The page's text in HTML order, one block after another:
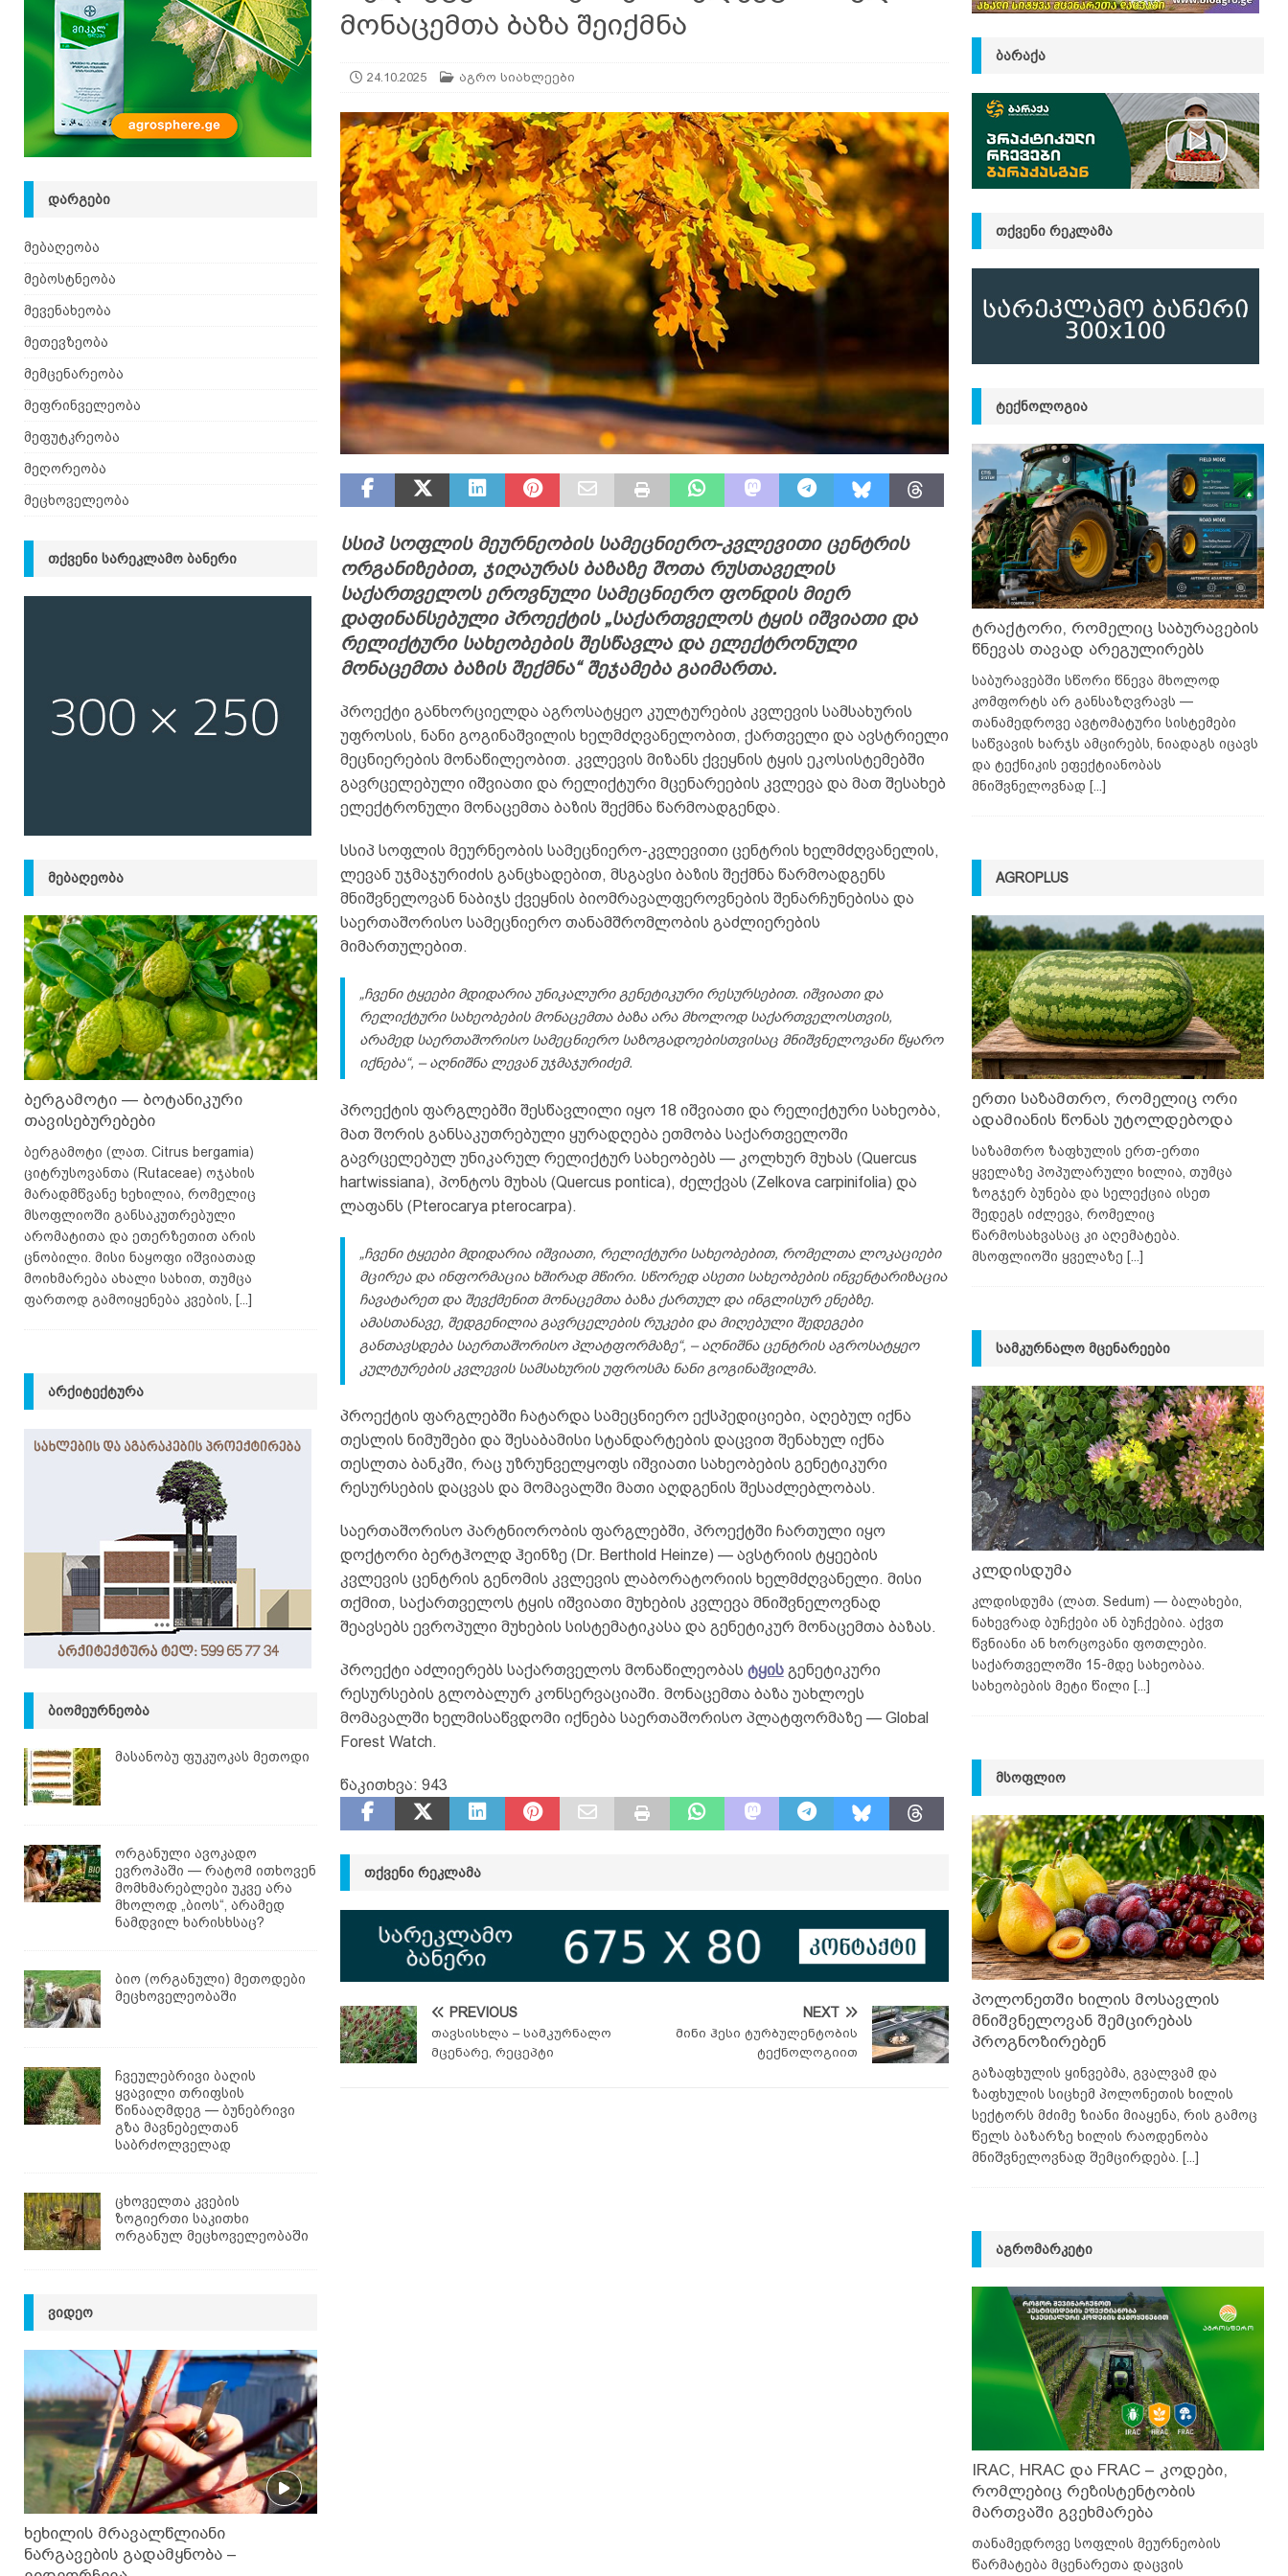
[ 08.08.2026 ] ზაანენური ჯიშის თხა შვეიცარიიდან ᲛᲔᲪᲮᲝᲕᲔᲚᲔᲝᲑᲐ
მონაცემთა ბაზა შეიქმნა
24.10.2025 აგრო სიახლეები
სსიპ სოფლის მეურნეობის სამეცნიერო-კვლევითი ცენტრის
ორგანიზებით, ჯიღაურას ბაზაზე შოთა რუსთაველის
საქართველოს ეროვნული სამეცნიერო ფონდის მიერ
დაფინანსებული პროექტის „საქართველოს ტყის იშვიათი და
რელიქტური სახეობების შესწავლა და ელექტრონული
მონაცემთა ბაზის შექმნა“ შეჯამება გაიმართა.
პროექტი განხორციელდა აგროსატყეო კულტურების კვლევის სამსახურის
უფროსის, ნანი გოგინაშვილის ხელმძღვანელობით, ქართველი და ავსტრიელი
მეცნიერების მონაწილეობით. კვლევის მიზანს ქვეყნის ტყის ეკოსისტემებში
გავრცელებული იშვიათი და რელიქტური მცენარეების კვლევა და მათ შესახებ
ელექტრონული მონაცემთა ბაზის შექმნა წარმოადგენდა.
სსიპ სოფლის მეურნეობის სამეცნიერო-კვლევითი ცენტრის ხელმძღვანელის,
ლევან უჯმაჯურიძის განცხადებით, მსგავსი ბაზის შექმნა წარმოადგენს
მნიშვნელოვან ნაბიჯს ქვეყნის ბიომრავალფეროვნების შენარჩუნებისა და
საერთაშორისო სამეცნიერო თანამშრომლობის გაძლიერების
მიმართულებით.
„ჩვენი ტყეები მდიდარია უნიკალური გენეტიკური რესურსებით. იშვიათი და
რელიქტური სახეობების მონაცემთა ბაზა არა მხოლოდ საქართველოსთვის,
არამედ საერთაშორისო სამეცნიერო საზოგადოებისთვისაც მნიშვნელოვანი წყარო
იქნება“, – აღნიშნა ლევან უჯმაჯურიძემ.
პროექტის ფარგლებში შესწავლილი იყო 18 იშვიათი და რელიქტური სახეობა,
მათ შორის განსაკუთრებული ყურადღება ეთმობა საქართველოში
გავრცელებულ უნიკარულ რელიქტურ სახეობებს — კოლხურ მუხას (Quercus
hartwissiana), პონტოს მუხას (Quercus pontica), ძელქვას (Zelkova carpinifolia) და
ლაფანს (Pterocarya pterocarpa).
„ჩვენი ტყეები მდიდარია იშვიათი, რელიქტური სახეობებით, რომელთა ლოკაციები
მცირეა და ინფორმაცია ხშირად მწირი. სწორედ ასეთი სახეობების ინვენტარიზაცია
ჩავატარეთ და შევქმენით მონაცემთა ბაზა ქართულ და ინგლისურ ენებზე.
ამასთანავე, შედგენილია გავრცელების რუკები და მიღებული შედეგები
განთავსდება საერთაშორისო პლატფორმაზე“, – აღნიშნა ცენტრის აგროსატყეო
კულტურების კვლევის სამსახურის უფროსმა ნანი გოგინაშვილმა.
პროექტის ფარგლებში ჩატარდა სამეცნიერო ექსპედიციები, აღებულ იქნა
თესლის ნიმუშები და შესაბამისი სტანდარტების დაცვით შენახულ იქნა
თესლთა ბანკში, რაც უზრუნველყოფს იშვიათი სახეობების გენეტიკური
რესურსების დაცვას და მომავალში მათი აღდგენის შესაძლებლობას.
საერთაშორისო პარტნიორობის ფარგლებში, პროექტში ჩართული იყო
დოქტორი ბერტჰოლდ ჰეინზე (Dr. Berthold Heinze) — ავსტრიის ტყეების
კვლევის ცენტრის გენომის კვლევის ლაბორატორიის ხელმძღვანელი. მისი
თქმით, საქართველოს ტყის იშვიათი მუხების კვლევა მნიშვნელოვნად
შეავსებს ევროპული მუხების სისტემატიკასა და გენეტიკურ მონაცემთა ბაზას.
პროექტი აძლიერებს საქართველოს მონაწილეობას ტყისგენეტიკური
რესურსების გლობალურ კონსერვაციაში. მონაცემთა ბაზა უახლოეს
მომავალში ხელმისაწვდომი იქნება საერთაშორისო პლატფორმაზე — Global
Forest Watch.
წაკითხვა: 943
ᲗᲥᲕᲔᲜᲘ ᲠᲔᲙᲚᲐᲛᲐ
PREVIOUS
თავსისხლა – სამკურნალო
მცენარე, რეცეპტი
NEXT
მინი ჰესი ტურბულენტობის
ტექნოლოგიით
ᲓᲐᲠᲒᲔᲑᲘ
მებაღეობა
მებოსტნეობა
მევენახეობა
მეთევზეობა
მემცენარეობა
მეფრინველეობა
მეფუტკრეობა
მეღორეობა
მეცხოველეობა
ᲗᲥᲕᲔᲜᲘ ᲡᲐᲠᲔᲙᲚᲐᲛᲝ ᲑᲐᲜᲔᲠᲘ
ᲛᲔᲑᲐᲦᲔᲝᲑᲐ
ბერგამოტი — ბოტანიკური
თავისებურებები
ბერგამოტი (ლათ. Citrus bergamia)
ციტრუსოვანთა (Rutaceae) ოჯახის
მარადმწვანე ხეხილია, რომელიც
მსოფლიოში განსაკუთრებული
არომატითა და ეთერზეთით არის
ცნობილი. მისი ნაყოფი იშვიათად
მოიხმარება ახალი სახით, თუმცა
ფართოდ გამოიყენება კვების,
[...]
ᲐᲠᲥᲘᲢᲔᲥᲢᲣᲠᲐ
ᲑᲘᲝᲛᲔᲣᲠᲜᲔᲝᲑᲐ
მასანობუ ფუკუოკას მეთოდი
ორგანული ავოკადო
ევროპაში — რატომ ითხოვენ
მომხმარებლები უკვე არა
მხოლოდ „ბიოს“, არამედ
ნამდვილ ხარისხსაც?
ბიო (ორგანული) მეთოდები
მეცხოველეობაში
ჩვეულებრივი ბაღის
ყვავილი თრიფსის
წინააღმდეგ — ბუნებრივი
გზა მავნებელთან
საბრძოლველად
ცხოველთა კვების
ზოგიერთი საკითხი
ორგანულ მეცხოველეობაში
ᲕᲘᲓᲔᲝ
ხეხილის მრავალწლიანი
ნარგავების გადამყნობა –
ᲑᲐᲠᲐᲥᲐ
ᲗᲥᲕᲔᲜᲘ ᲠᲔᲙᲚᲐᲛᲐ
ᲢᲔᲥᲜᲝᲚᲝᲒᲘᲐ
ტრაქტორი, რომელიც საბურავების
წნევას თავად არეგულირებს
საბურავებში სწორი წნევა მხოლოდ
კომფორტს არ განსაზღვრავს —
თანამედროვე ავტომატური სისტემები
საწვავის ხარჯს ამცირებს, ნიადაგს იცავს
და ტექნიკის ეფექტიანობას
მნიშვნელოვნად [...]
AGROPLUS
ერთი საზამთრო, რომელიც ორი
ადამიანის წონას უტოლდებოდა
საზამთრო ზაფხულის ერთ-ერთი
ყველაზე პოპულარული ხილია, თუმცა
ზოგჯერ ბუნება და სელექცია ისეთ
შედეგს იძლევა, რომელიც
წარმოსახვასაც კი აღემატება.
მსოფლიოში ყველაზე [...]
ᲡᲐᲛᲙᲣᲠᲜᲐᲚᲝ ᲛᲪᲔᲜᲐᲠᲔᲔᲑᲘ
კლდისდუმა
კლდისდუმა (ლათ. Sedum) — ბალახები,
ნახევრად ბუჩქები ან ბუჩქებია. აქვთ
წვნიანი ან ხორცოვანი ფოთლები.
საქართველოში 15-მდე სახეობაა.
სახეობების მეტი წილი [...]
ᲛᲡᲝᲤᲚᲘᲝ
პოლონეთში ხილის მოსავლის
მნიშვნელოვან შემცირებას
პროგნოზირებენ
გაზაფხულის ყინვებმა, გვალვამ და
ზაფხულის სიცხემ პოლონეთის ხილის
სექტორს მძიმე ზიანი მიაყენა, რის გამოც
წელს ბაზარზე ხილის რაოდენობა
მნიშვნელოვნად შემცირდება. [...]
ᲐᲒᲠᲝᲛᲐᲠᲙᲔᲢᲘ
IRAC, HRAC და FRAC – კოდები,
რომლებიც რეზისტენტობის
მართვაში გვეხმარება
თანამედროვე სოფლის მეურნეობის
წარმატება მცენარეთა დაცვის